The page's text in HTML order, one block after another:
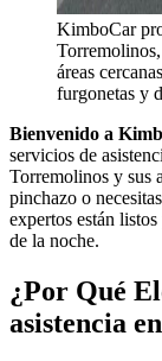
KimboCar
áreas
furgonetas y
Bienvenido a
servicios de
Torremolinos y sus
pinchazo o
expertos están
de la noche.
¿Por Qué
asistencia